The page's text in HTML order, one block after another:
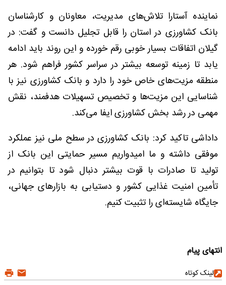
نماینده آستارا تلاش‌های مدیریت، معاونان و کارشناسان
بانک کشاورزی در استان را قابل تجلیل دانست و گفت: در
گیلان اتفاقات بسیار خوبی رقم خورده و این روند باید ادامه
یابد تا زمینه توسعه بیشتر در سراسر کشور فراهم شود. هر
منطقه مزیت‌های خاص خود را دارد و بانک کشاورزی نیز با
شناسایی این مزیت‌ها و تخصیص تسهیلات هدفمند، نقش
مهمی در رشد بخش کشاورزی ایفا می‌کند.
داداشی تاکید کرد: بانک کشاورزی در سطح ملی نیز عملکرد
موفقی داشته و ما امیدواریم مسیر حمایتی این بانک از
تولید تا صادرات با قوت بیشتر دنبال شود تا بتوانیم در
تأمین امنیت غذایی کشور و دستیابی به بازارهای جهانی،
جایگاه شایسته‌ای را تثبیت کنیم.
انتهای پیام
لینک کوتاه